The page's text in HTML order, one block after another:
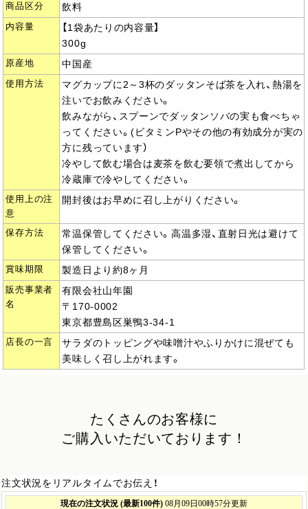
商品区分 飲料
内容量
【1袋あたりの内容量】
300g
原産地 中国産
使用方法
マグカップに2～3杯のダッタンそば茶を入れ、熱湯を
注いでお飲みください。
飲みながら、スプーンでダッタンソバの実も食べちゃ
ってください。(ビタミンPやその他の有効成分が実の
方に残っています）
冷やして飲む場合は麦茶を飲む要領で煮出してから
冷蔵庫で冷やしてください。
使用上の注
意
開封後はお早めに召し上がりください。
保存方法
常温保管してください。高温多湿、直射日光は避けて
保管してください。
賞味期限 製造日より約8ヶ月
販売事業者
名
有限会社山年園
〒170-0002
東京都豊島区巣鴨3-34-1
店長の一言
サラダのトッピングや味噌汁やふりかけに混ぜても
美味しく召し上がれます。
たくさんのお客様に
ご購入いただいております！
注文状況をリアルタイムでお伝え！